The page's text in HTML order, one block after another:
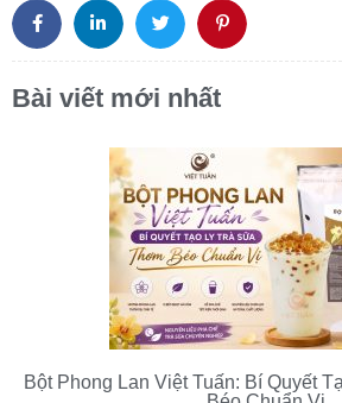
Bài viết mới nhất
Bột Phong Lan Việt Tuấn: Bí Quyết